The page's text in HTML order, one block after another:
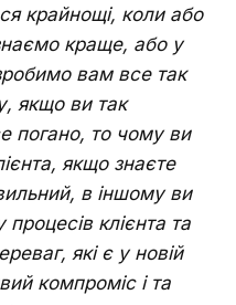
крайнощі, коли або
краще, або у
вам все так
якщо ви так
погано, то чому ви
якщо знаєте
в іншому ви
клієнта та
які є у новій
компроміс і та